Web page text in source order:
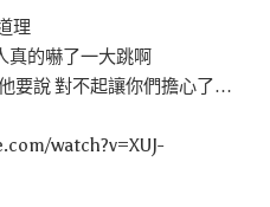
理
真的嚇了一大跳啊
要說 對不起讓你們擔心了…
watch?v=XUJ-